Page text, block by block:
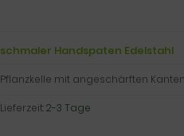
schmaler Handspaten Edelstahl
Pflanzkelle mit angeschärften Kanten
Lieferzeit:2-3 Tage